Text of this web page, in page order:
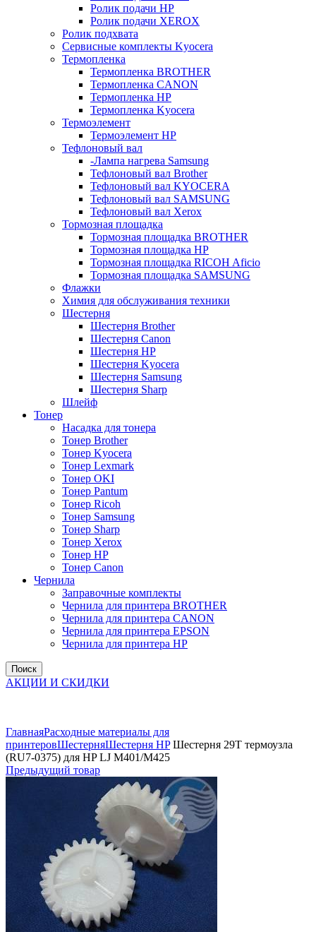
Ролик подачи HP
Ролик подачи XEROX
Ролик подхвата
Сервисные комплекты Kyocera
Термопленка
Термопленка BROTHER
Термопленка CANON
Термопленка HP
Термопленка Kyocera
Термоэлемент
Термоэлемент НР
Тефлоновый вал
-Лампа нагрева Samsung
Тефлоновый вал Brother
Тефлоновый вал KYOCERA
Тефлоновый вал SAMSUNG
Тефлоновый вал Xerox
Тормозная площадка
Тормозная площадка BROTHER
Тормозная площадка HP
Тормозная площадка RICOH Aficio
Тормозная площадка SAMSUNG
Флажки
Химия для обслуживания техники
Шестерня
Шестерня Brother
Шестерня Canon
Шестерня HP
Шестерня Kyocera
Шестерня Samsung
Шестерня Sharp
Шлейф
Тонер
Насадка для тонера
Тонер Brother
Тонер Kyocera
Тонер Lexmark
Тонер OKI
Тонер Pantum
Тонер Ricoh
Тонер Samsung
Тонер Sharp
Тонер Xerox
Тонер НР
Тонер Саnon
Чернила
Заправочные комплекты
Чернила для принтера BROTHER
Чернила для принтера CANON
Чернила для принтера EPSON
Чернила для принтера HP
Поиск
АКЦИИ И СКИДКИ
ГлавнаяРасходные материалы для
принтеровШестерняШестерня HPШестерня 29T термоузла
(RU7-0375) для HP LJ M401/M425
Предыдущий товар